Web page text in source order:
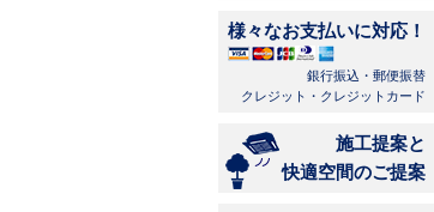
様々なお支払いに対応！
銀行振込・郵便振替
クレジット・クレジットカード
施工提案と
快適空間のご提案